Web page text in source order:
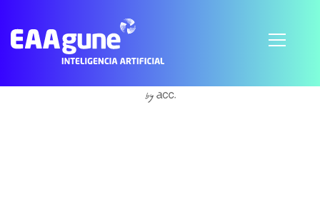
© 2021 EAAgune.Aviso legal Política de privacidad